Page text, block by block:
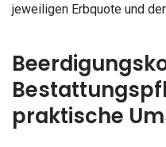
jeweiligen Erbquote und
praktische